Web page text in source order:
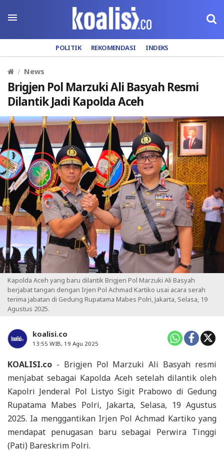
POLITIK REKOMENDASI INDEKS
News
Brigjen Pol Marzuki Ali Basyah Resmi
Dilantik Jadi Kapolda Aceh
Kapolda Aceh yang baru dilantik Brigjen Pol Marzuki Ali Basyah
berjabat tangan dengan Irjen Pol Achmad Kartiko usai acara serah
terima jabatan di Gedung Rupatama Mabes Polri, Jakarta, Selasa, 19
Agustus 2025.
koalisi.co
13:55 WIB, 19 Agu 2025
KOALISI.co - Brigjen Pol Marzuki Ali Basyah resmi
menjabat sebagai Kapolda Aceh setelah dilantik oleh
Kapolri Jenderal Pol Listyo Sigit Prabowo di Gedung
Rupatama Mabes Polri, Jakarta, Selasa, 19 Agustus
2025. Ia menggantikan Irjen Pol Achmad Kartiko yang
mendapat penugasan baru sebagai Perwira Tinggi
(Pati) Bareskrim Polri.